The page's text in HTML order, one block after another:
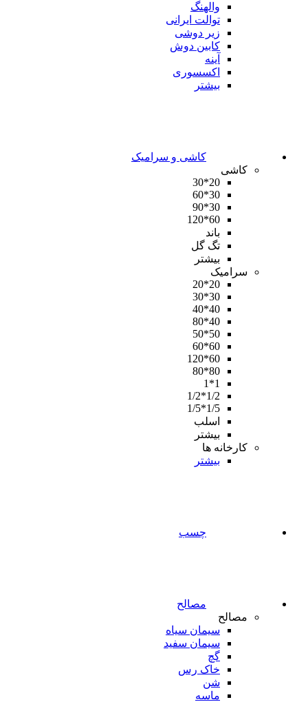
والهنگ
توالت ایرانی
زیر دوشی
کابین دوش
آینه
اکسسوری
بیشتر
کاشی و سرامیک
کاشی
20*30
30*60
30*90
60*120
باند
تگ گل
بیشتر
سرامیک
20*20
30*30
40*40
40*80
50*50
60*60
60*120
80*80
1*1
1/2*1/2
1/5*1/5
اسلب
بیشتر
کارخانه ها
بیشتر
چسب
مصالح
مصالح
سیمان سیاه
سیمان سفید
گچ
خاک رس
شن
ماسه